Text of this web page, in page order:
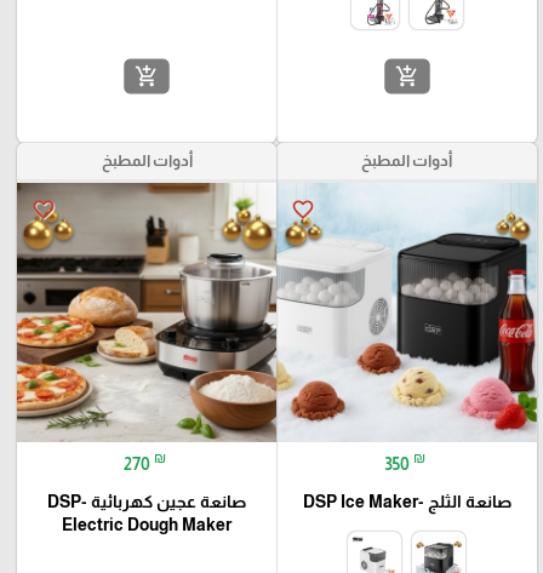
add_shopping_cart
add_shopping_cart
أدوات المطبخ
favorite_border
350 ₪
صانعة الثلج -DSP Ice Maker
أدوات المطبخ
favorite_border
270 ₪
صانعة عجين كهربائية -DSP
Electric Dough Maker